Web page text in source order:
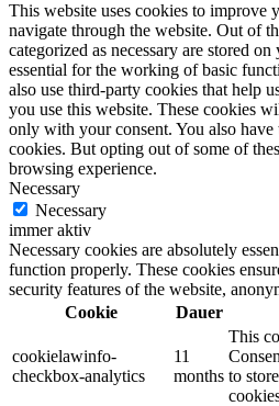
This website uses cookies to improve
navigate through the website. Out of
categorized as necessary are stored
essential for the working of basic
also use third-party cookies that help
you use this website. These cookies
only with your consent. You also
cookies. But opting out of some of
browsing experience.
Necessary
Necessary
immer aktiv
Necessary cookies are absolutely
function properly. These cookies
security features of the website,
Cookie
Dauer
cookielawinfo-
checkbox-analytics
11
months
This
to